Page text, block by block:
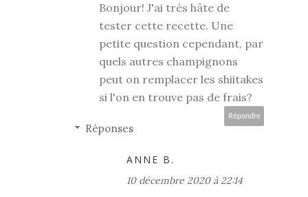
Bonjour! J'ai très hâte de
tester cette recette. Une
petite question cependant, par
quels autres champignons
peut on remplacer les shiitakes
si l'on en trouve pas de frais?
Répondre
Réponses
ANNE B.
10 décembre 2020 à 22:14